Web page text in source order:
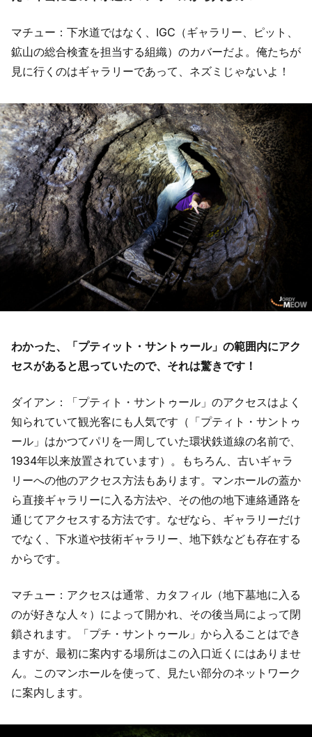
マチュー：下水道ではなく、IGC（ギャラリー、ピット、
鉱山の総合検査を担当する組織）のカバーだよ。俺たちが
見に行くのはギャラリーであって、ネズミじゃないよ！
わかった、「プティット・サントゥール」の範囲内にアク
セスがあると思っていたので、それは驚きです！
ダイアン：「プティト・サントゥール」のアクセスはよく
知られていて観光客にも人気です（「プティト・サントゥ
ール」はかつてパリを一周していた環状鉄道線の名前で、
1934年以来放置されています）。もちろん、古いギャラ
リーへの他のアクセス方法もあります。マンホールの蓋か
ら直接ギャラリーに入る方法や、その他の地下連絡通路を
通じてアクセスする方法です。なぜなら、ギャラリーだけ
でなく、下水道や技術ギャラリー、地下鉄なども存在する
からです。
マチュー：アクセスは通常、カタフィル（地下墓地に入る
のが好きな人々）によって開かれ、その後当局によって閉
鎖されます。「プチ・サントゥール」から入ることはでき
ますが、最初に案内する場所はこの入口近くにはありませ
ん。このマンホールを使って、見たい部分のネットワーク
に案内します。